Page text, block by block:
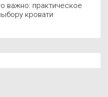
важно: практическое
кровати